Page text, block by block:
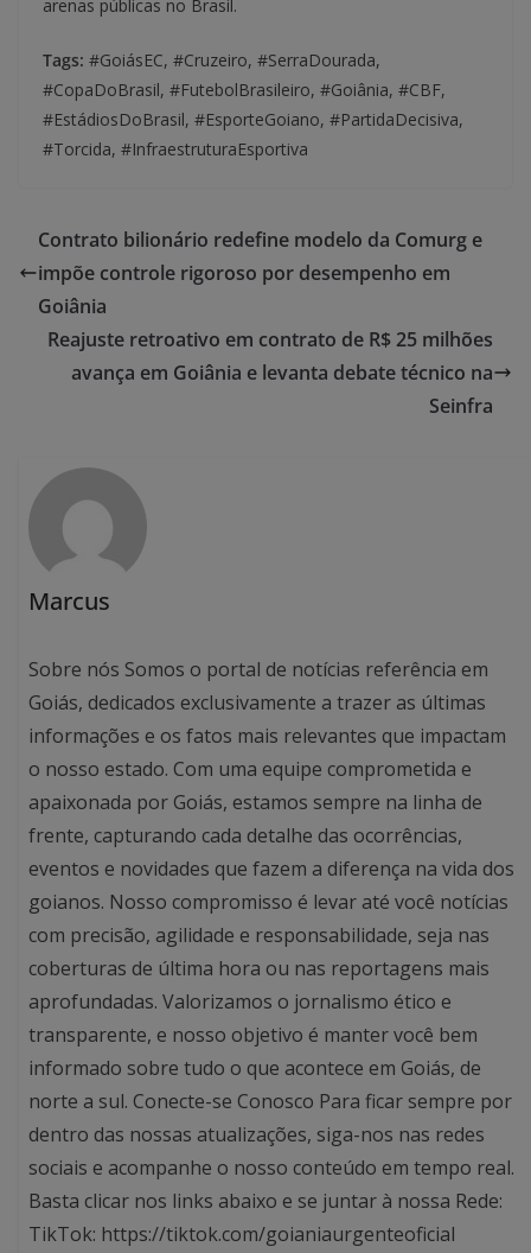
arenas públicas no Brasil.
Tags: #GoiásEC, #Cruzeiro, #SerraDourada,
#CopaDoBrasil, #FutebolBrasileiro, #Goiânia, #CBF,
#EstádiosDoBrasil, #EsporteGoiano, #PartidaDecisiva,
#Torcida, #InfraestruturaEsportiva
Contrato bilionário redefine modelo da Comurg e
impõe controle rigoroso por desempenho em
Goiânia
Reajuste retroativo em contrato de R$ 25 milhões
avança em Goiânia e levanta debate técnico na
Seinfra
Marcus
Sobre nós Somos o portal de notícias referência em
Goiás, dedicados exclusivamente a trazer as últimas
informações e os fatos mais relevantes que impactam
o nosso estado. Com uma equipe comprometida e
apaixonada por Goiás, estamos sempre na linha de
frente, capturando cada detalhe das ocorrências,
eventos e novidades que fazem a diferença na vida dos
goianos. Nosso compromisso é levar até você notícias
com precisão, agilidade e responsabilidade, seja nas
coberturas de última hora ou nas reportagens mais
aprofundadas. Valorizamos o jornalismo ético e
transparente, e nosso objetivo é manter você bem
informado sobre tudo o que acontece em Goiás, de
norte a sul. Conecte-se Conosco Para ficar sempre por
dentro das nossas atualizações, siga-nos nas redes
sociais e acompanhe o nosso conteúdo em tempo real.
Basta clicar nos links abaixo e se juntar à nossa Rede:
TikTok: https://tiktok.com/goianiaurgenteoficial